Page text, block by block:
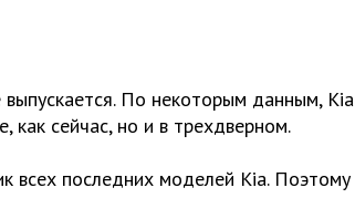
По некоторым данным, Kia
как сейчас, но и в трехдверном.
всех последних моделей Kia. Поэтому